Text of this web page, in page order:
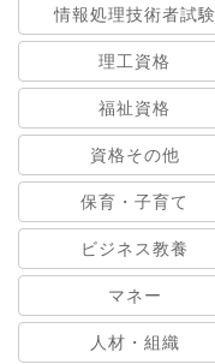
情報処理技術者試験
理工資格
福祉資格
資格その他
保育・子育て
ビジネス教養
マネー
人材・組織